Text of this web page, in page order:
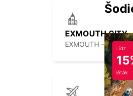
EXMOUTH CITY
EXMOUTH - Līdz
lētāk